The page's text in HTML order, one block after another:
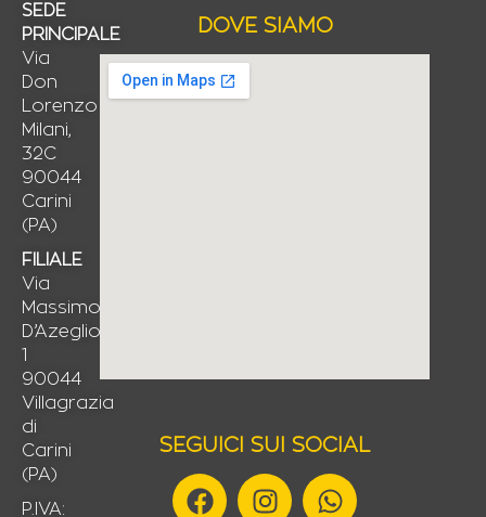
SEDE
PRINCIPALE
Via
Don
Lorenzo
Milani,
32C
90044
Carini
(PA)
FILIALE
Via
Massimo
D’Azeglio,
1
90044
Villagrazia
di
Carini
(PA)
P.IVA:
DOVE SIAMO
SEGUICI SUI SOCIAL
F
I
W